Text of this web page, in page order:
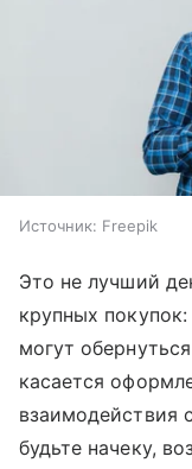
Источник: Freepik
Это не лучший
крупных
могут
касается
будьте начеку,